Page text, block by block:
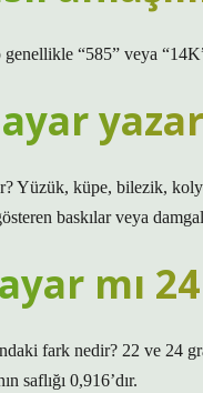
“585” veya
yazar
Yüzük, küpe, bilezik,
baskılar veya
mı
fark nedir? 22 ve 24
saflığı 0,916’dır.